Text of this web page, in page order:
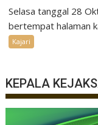
Selasa tanggal 28
bertempat halaman
Kajari
KEPALA